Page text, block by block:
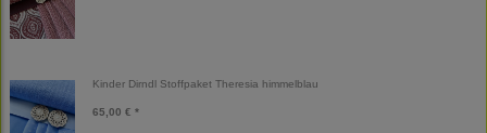
Kinder Dirndl Stoffpaket Theresia himmelblau
65,00 € *